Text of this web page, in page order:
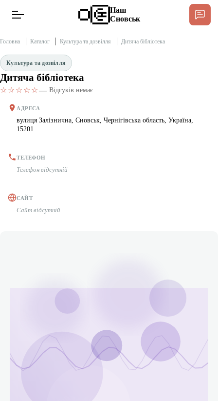
Новини
Тексти
Публікації
Редакційна політика
Наш
Сновськ
Головна Каталог Культура та дозвілля Дитяча бібліотека
Культура та дозвілля
Дитяча бібліотека
☆☆☆☆☆—·Відгуків немає
АДРЕСА
вулиця Залізнична, Сновськ, Чернігівська область, Україна,
15201
ТЕЛЕФОН
Телефон відсутній
САЙТ
Сайт відсутній